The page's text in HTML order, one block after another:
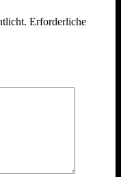
Erforderliche